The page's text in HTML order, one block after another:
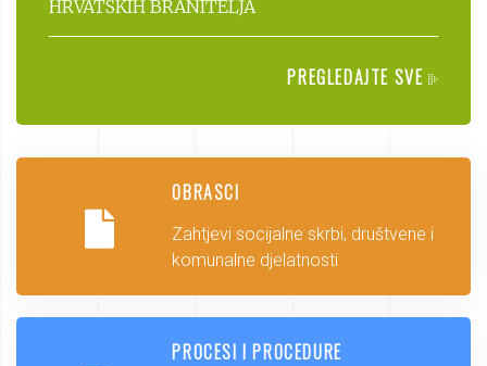
HRVATSKIH BRANITELJA
PREGLEDAJTE SVE
OBRASCI
Zahtjevi socijalne skrbi, društvene i
komunalne djelatnosti
PROCESI I PROCEDURE